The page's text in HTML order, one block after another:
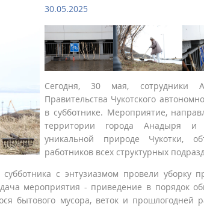
30.05.2025
Сегодня, 30 мая, сотрудники
Правительства Чукотского
в субботнике. Мероприятие,
территории города Анадыря
уникальной природе Чукотки,
работников всех структурных
с энтузиазмом провели уборку
мероприятия - приведение в порядок
бытового мусора, веток и прошлогодней